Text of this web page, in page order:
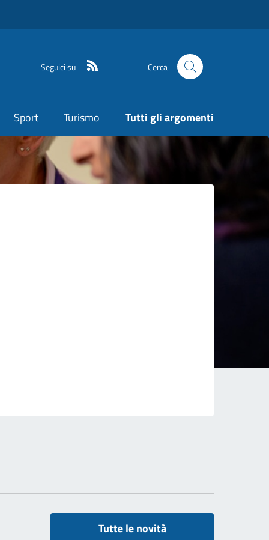
Seguici su Cerca
Sport Turismo Tutti gli argomenti
Tutte le novità